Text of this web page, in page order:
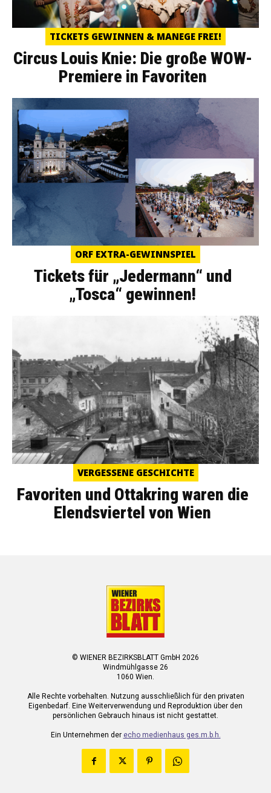
TICKETS GEWINNEN & MANEGE FREI!
Circus Louis Knie: Die große WOW-
Premiere in Favoriten
ORF EXTRA-GEWINNSPIEL
Tickets für „Jedermann“ und
„Tosca“ gewinnen!
VERGESSENE GESCHICHTE
Favoriten und Ottakring waren die
Elendsviertel von Wien
© WIENER BEZIRKSBLATT GmbH 2026
Windmühlgasse 26
1060 Wien.
Alle Rechte vorbehalten. Nutzung ausschließlich für den privaten
Eigenbedarf. Eine Weiterverwendung und Reproduktion über den
persönlichen Gebrauch hinaus ist nicht gestattet.
Ein Unternehmen der echo medienhaus ges.m.b.h.